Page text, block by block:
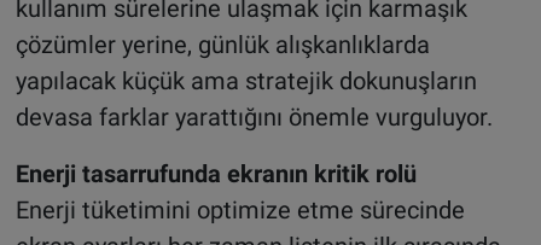
kullanım sürelerine ulaşmak için karmaşık
çözümler yerine, günlük alışkanlıklarda
yapılacak küçük ama stratejik dokunuşların
devasa farklar yarattığını önemle vurguluyor.
Enerji tasarrufunda ekranın kritik rolü
Enerji tüketimini optimize etme sürecinde